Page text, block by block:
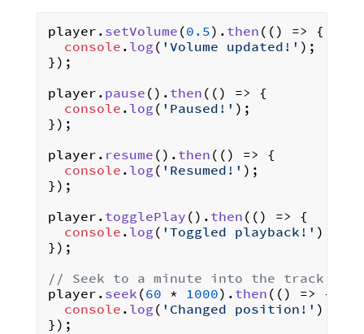
"name" :
"小出ひかる(佐藤くるみ
"uri" :
{
"name": "新井田いづみ(鈴木あや
},
{
"url" :
"https://
}
"name": "てーきゅうBEST",
"uri" :
"images": [
player. setVolume (0.5). then ( () => {
console . log ( 'Volume updated!' );
});
player. pause (). then ( () => {
console . log ( 'Paused!' );
});
player. resume (). then ( () => {
console . log ( 'Resumed!' );
});
player. togglePlay (). then ( () => {
console . log ( 'Toggled playback!' );
});
// Seek to a minute into the track
player. seek (60 * 1000). then ( () => {
console . log ( 'Changed position!' );
});